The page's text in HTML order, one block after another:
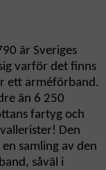
är Sveriges
varför det finns
ett arméförband.
än 6 250
fartyg och
Den
samling av den
såväl i